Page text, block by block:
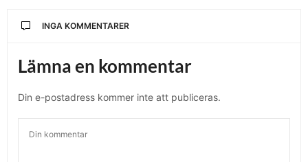
INGA KOMMENTARER
Lämna en kommentar
Din e-postadress kommer inte att publiceras.